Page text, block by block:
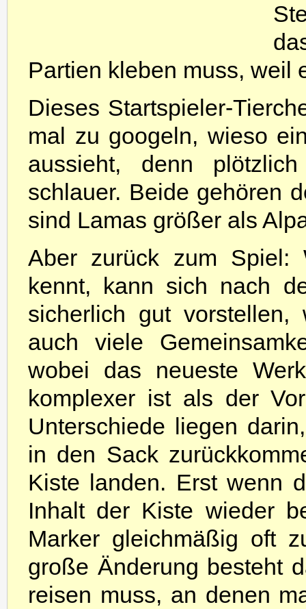
Partien kleben muss, weil
Dieses Startspieler-
mal zu googeln, wieso
aussieht, denn
schlauer. Beide gehören
sind Lamas größer als
Aber zurück zum
kennt, kann sich nach
sicherlich gut
auch viele
wobei das neueste
komplexer ist als der
Unterschiede liegen
in den Sack
Kiste landen. Erst wenn
Inhalt der Kiste wieder
Marker gleichmäßig oft
große Änderung besteht
reisen muss, an denen